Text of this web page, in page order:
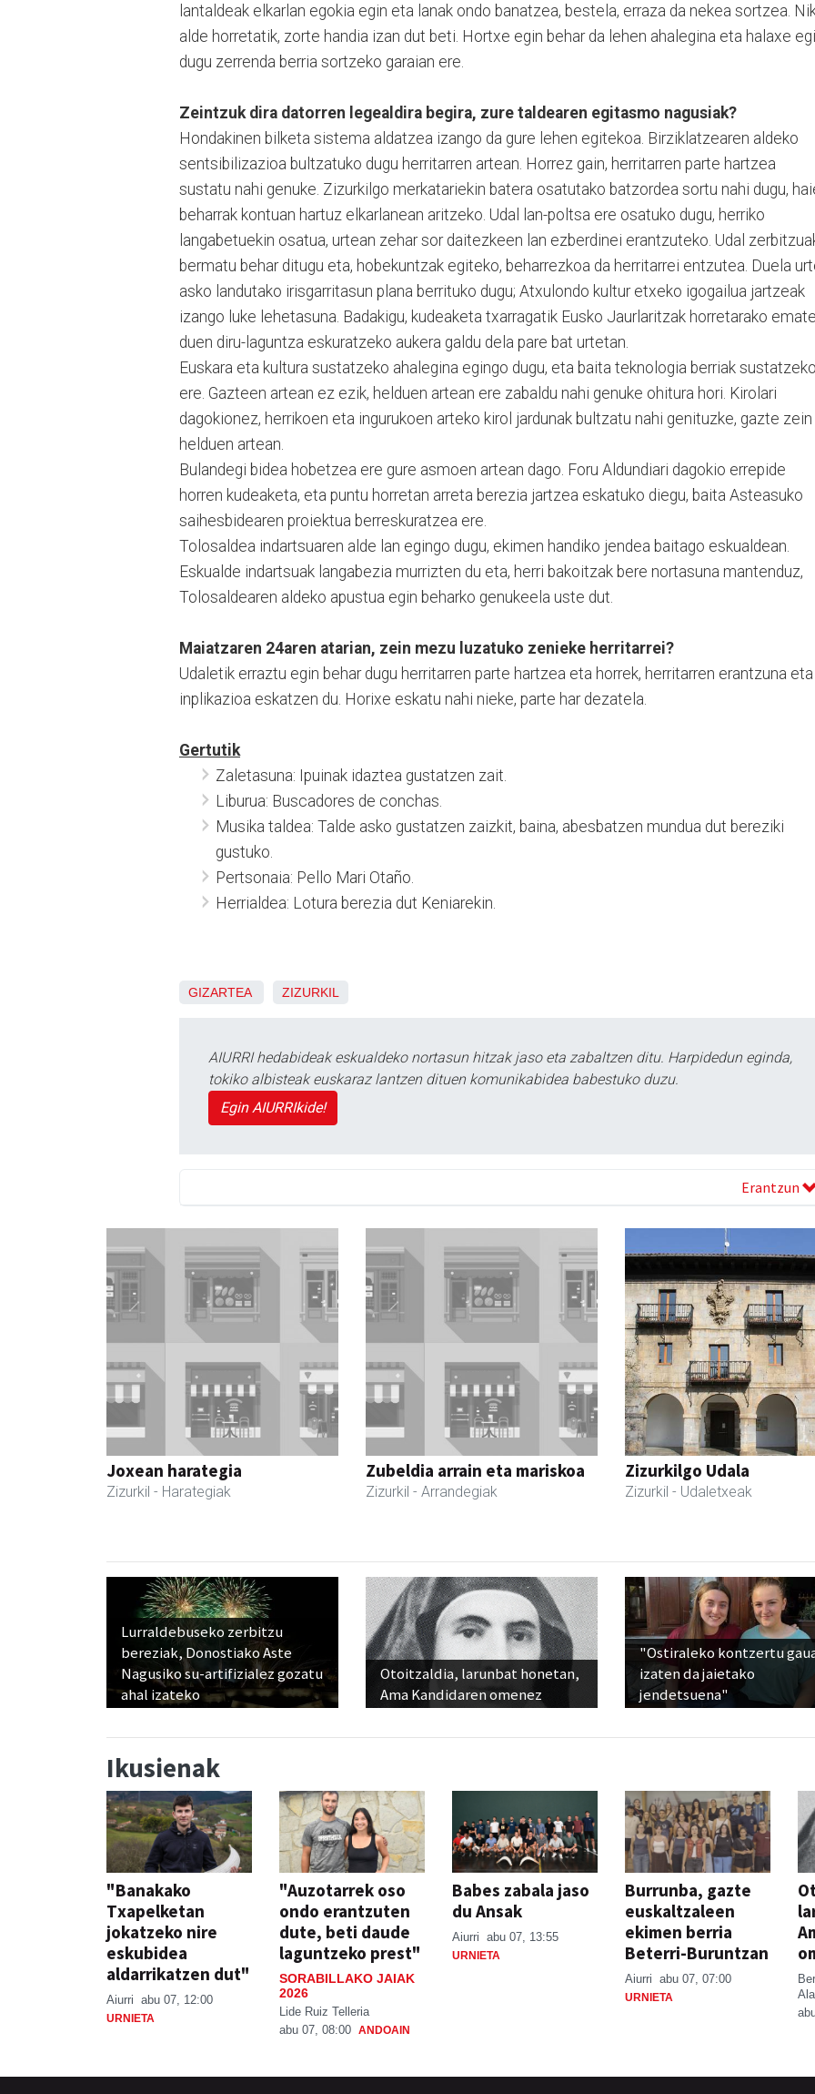
lantaldeak elkarlan egokia egin eta lanak ondo banatzea, bestela, erraza da nekea sortzea.
alde horretatik, zorte handia izan dut beti. Hortxe egin behar da lehen ahalegina eta halaxe
dugu zerrenda berria sortzeko garaian ere.
Zeintzuk dira datorren legealdira begira, zure taldearen egitasmo nagusiak?
Hondakinen bilketa sistema aldatzea izango da gure lehen egitekoa. Birziklatzearen aldeko
sentsibilizazioa bultzatuko dugu herritarren artean. Horrez gain, herritarren parte hartzea
sustatu nahi genuke. Zizurkilgo merkatariekin batera osatutako batzordea sortu nahi dugu,
beharrak kontuan hartuz elkarlanean aritzeko. Udal lan-poltsa ere osatuko dugu, herriko
langabetuekin osatua, urtean zehar sor daitezkeen lan ezberdinei erantzuteko. Udal
bermatu behar ditugu eta, hobekuntzak egiteko, beharrezkoa da herritarrei entzutea. Duela
asko landutako irisgarritasun plana berrituko dugu; Atxulondo kultur etxeko igogailua jartzeak
izango luke lehetasuna. Badakigu, kudeaketa txarragatik Eusko Jaurlaritzak horretarako
duen diru-laguntza eskuratzeko aukera galdu dela pare bat urtetan.
Euskara eta kultura sustatzeko ahalegina egingo dugu, eta baita teknologia berriak
ere. Gazteen artean ez ezik, helduen artean ere zabaldu nahi genuke ohitura hori. Kirolari
dagokionez, herrikoen eta ingurukoen arteko kirol jardunak bultzatu nahi genituzke, gazte zein
helduen artean.
Bulandegi bidea hobetzea ere gure asmoen artean dago. Foru Aldundiari dagokio errepide
horren kudeaketa, eta puntu horretan arreta berezia jartzea eskatuko diegu, baita Asteasuko
saihesbidearen proiektua berreskuratzea ere.
Tolosaldea indartsuaren alde lan egingo dugu, ekimen handiko jendea baitago eskualdean.
Eskualde indartsuak langabezia murrizten du eta, herri bakoitzak bere nortasuna mantenduz,
Tolosaldearen aldeko apustua egin beharko genukeela uste dut.
Maiatzaren 24aren atarian, zein mezu luzatuko zenieke herritarrei?
Udaletik erraztu egin behar dugu herritarren parte hartzea eta horrek, herritarren erantzuna eta
inplikazioa eskatzen du. Horixe eskatu nahi nieke, parte har dezatela.
Gertutik
Zaletasuna: Ipuinak idaztea gustatzen zait.
Liburua: Buscadores de conchas.
Musika taldea: Talde asko gustatzen zaizkit, baina, abesbatzen mundua dut bereziki
gustuko.
Pertsonaia: Pello Mari Otaño.
Herrialdea: Lotura berezia dut Keniarekin.
GIZARTEA ZIZURKIL
AIURRI hedabideak eskualdeko nortasun hitzak jaso eta zabaltzen ditu. Harpidedun eginda,
tokiko albisteak euskaraz lantzen dituen komunikabidea babestuko duzu.
Egin AIURRIkide!
Erantzun
Joxean harategia
Zizurkil - Harategiak
Zubeldia arrain eta mariskoa
Zizurkil - Arrandegiak
Zizurkilgo Udala
Zizurkil - Udaletxeak
Lurraldebuseko zerbitzu
bereziak, Donostiako Aste
Nagusiko su-artifizialez gozatu
ahal izateko
Otoitzaldia, larunbat honetan,
Ama Kandidaren omenez
"Ostiraleko kontzertu
izaten da jaietako
jendetsuena"
Ikusienak
"Banakako
Txapelketan
jokatzeko nire
eskubidea
aldarrikatzen dut"
Aiurri abu 07, 12:00
URNIETA
"Auzotarrek oso
ondo erantzuten
dute, beti daude
laguntzeko prest"
SORABILLAKO JAIAK
2026
Lide Ruiz Telleria
abu 07, 08:00 ANDOAIN
Babes zabala jaso
du Ansak
Aiurri abu 07, 13:55
URNIETA
Burrunba, gazte
euskaltzaleen
ekimen berria
Beterri-Buruntzan
Aiurri abu 07, 07:00
URNIETA